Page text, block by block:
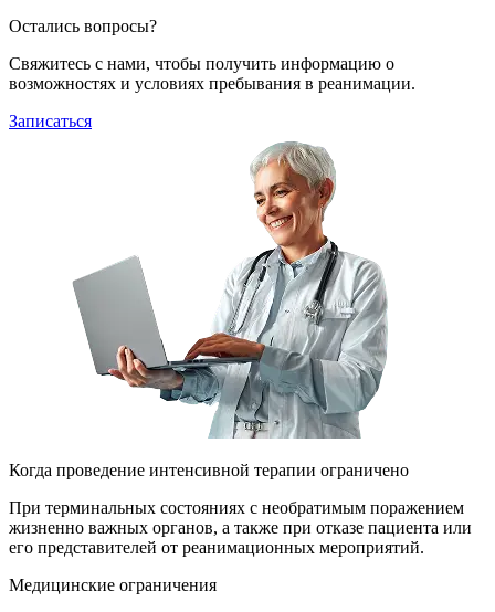
Остались вопросы?
Свяжитесь с нами, чтобы получить информацию о
возможностях и условиях пребывания в реанимации.
Записаться
Когда проведение интенсивной терапии ограничено
При терминальных состояниях с необратимым поражением
жизненно важных органов, а также при отказе пациента или
его представителей от реанимационных мероприятий.
Медицинские ограничения